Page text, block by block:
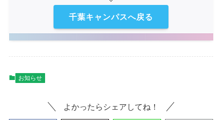
千葉キャンパスへ戻る
お知らせ
よかったらシェアしてね！